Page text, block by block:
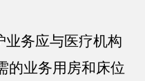
业务应与医疗机构
的业务用房和床位